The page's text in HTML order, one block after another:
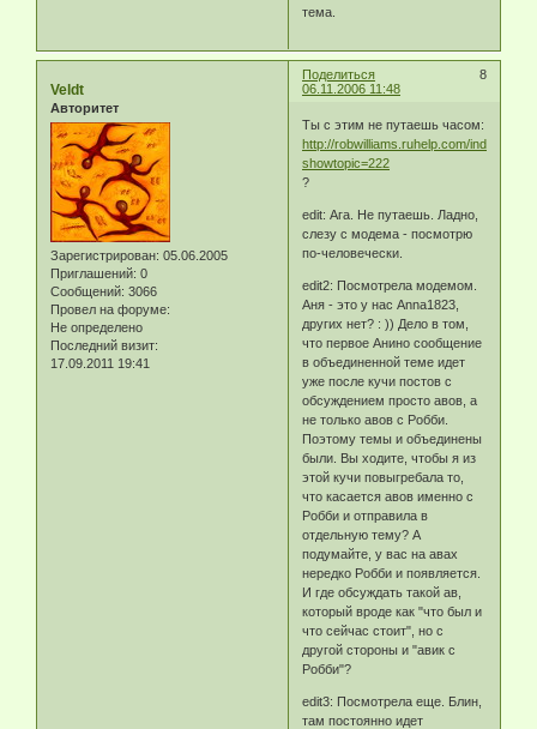
тема.
Поделиться
8
06.11.2006 11:48
Veldt
Авторитет
Зарегистрирован: 05.06.2005
Приглашений: 0
Сообщений: 3066
Провел на форуме:
Не определено
Последний визит:
17.09.2011 19:41
Ты с этим не путаешь часом:
http://robwilliams.ruhelp.com/index.php?
showtopic=222
?
edit: Ага. Не путаешь. Ладно,
слезу с модема - посмотрю
по-человечески.
edit2: Посмотрела модемом.
Аня - это у нас Anna1823,
других нет? : )) Дело в том,
что первое Анино сообщение
в объединенной теме идет
уже после кучи постов с
обсуждением просто авов, а
не только авов с Робби.
Поэтому темы и объединены
были. Вы ходите, чтобы я из
этой кучи повыгребала то,
что касается авов именно с
Робби и отправила в
отдельную тему? А
подумайте, у вас на авах
нередко Робби и появляется.
И где обсуждать такой ав,
который вроде как "что был и
что сейчас стоит", но с
другой стороны и "авик с
Робби"?
edit3: Посмотрела еще. Блин,
там постоянно идет